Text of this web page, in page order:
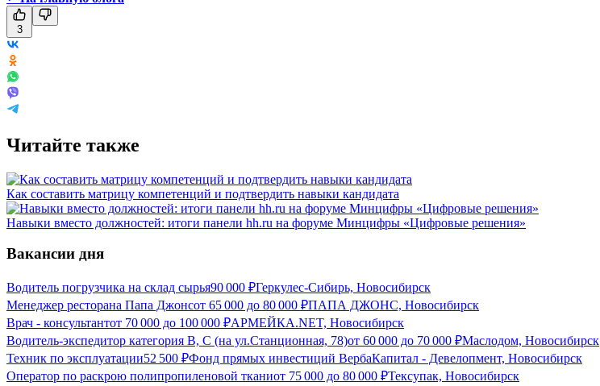
3
Читайте также
Как составить матрицу компетенций и подтвердить навыки кандидата
Навыки вместо должностей: итоги панели hh.ru на форуме Минцифры «Цифровые решения»
Вакансии дня
Водитель погрузчика на склад сырья90 000 ₽Геркулес-Сибирь, Новосибирск
Менеджер ресторана Папа Джонсот 65 000 до 80 000 ₽ПАПА ДЖОНС, Новосибирск
Врач - консультантот 70 000 до 100 000 ₽АРМЕЙКА.NET, Новосибирск
Водитель-экспедитор категория В, С (на ул.Станционная, 78)от 60 000 до 70 000 ₽Маслодом, Новосибирск
Техник по эксплуатации52 500 ₽Фонд прямых инвестиций ВербаКапитал - Девелопмент, Новосибирск
Оператор по раскрою полипропиленовой тканиот 75 000 до 80 000 ₽Тексупак, Новосибирск